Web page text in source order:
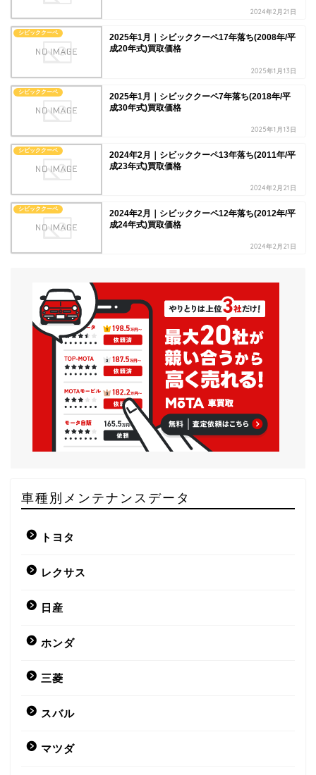
2024年2月21日
シビッククーペ
2025年1月｜シビッククーペ17年落ち(2008年/平
成20年式)買取価格
2025年1月13日
シビッククーペ
2025年1月｜シビッククーペ7年落ち(2018年/平
成30年式)買取価格
2025年1月13日
シビッククーペ
2024年2月｜シビッククーペ13年落ち(2011年/平
成23年式)買取価格
2024年2月21日
シビッククーペ
2024年2月｜シビッククーペ12年落ち(2012年/平
成24年式)買取価格
2024年2月21日
車種別メンテナンスデータ
トヨタ
レクサス
日産
ホンダ
三菱
スバル
マツダ